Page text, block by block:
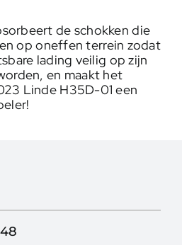
de schokken die
op oneffen terrein zodat
lading veilig op zijn
en maakt het
Linde H35D-01 een